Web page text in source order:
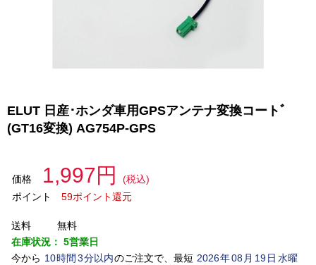
ELUT 日産･ホンダ車用GPSアンテナ変換コートﾞ
(GT16変換) AG754P-GPS
価格 1,997円
(税込)
ポイント
59ポイント還元
送料
無料
在庫状況： 5営業日
今から 10時間 3分以内のご注文で、最短 2026年08 月 19日水曜